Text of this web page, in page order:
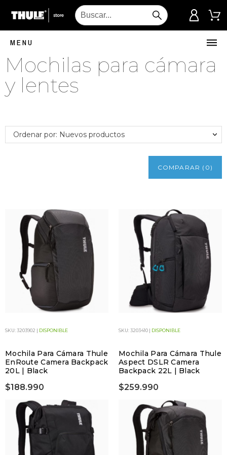
MENU
Mochilas para cámara
y lentes
Ordenar por: Nuevos productos
COMPARAR ( 0 )
SKU: 3203902 | DISPONIBLE
Mochila Para Cámara Thule
EnRoute Camera Backpack
20L | Black
$188.990
SKU: 3203410 | DISPONIBLE
Mochila Para Cámara Thule
Aspect DSLR Camera
Backpack 22L | Black
$259.990